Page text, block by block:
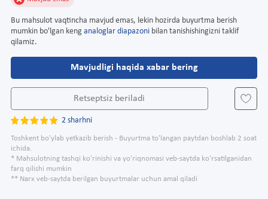
Bu mahsulot vaqtincha mavjud emas, lekin hozirda buyurtma berish
mumkin bo'lgan keng analoglar diapazoni bilan tanishishingizni taklif
qilamiz.
Mavjudligi haqida xabar bering
Retseptsiz beriladi
2 sharhni
Toshkent bo'ylab yetkazib berish - Buyurtma to'langan paytdan boshlab 2 soat
ichida.
* Mahsulotning tashqi ko'rinishi va yo'riqnomasi veb-saytda ko'rsatilganidan
farq qilishi mumkin
** Narx veb-saytda berilgan buyurtmalar uchun amal qiladi